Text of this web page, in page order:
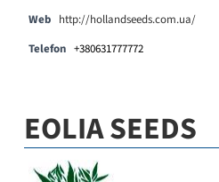
Web http://hollandseeds.com.ua/
Telefon +380631777772
EOLIA SEEDS